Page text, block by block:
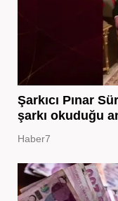
Şarkıcı Pınar
şarkı okuduğu
Haber7